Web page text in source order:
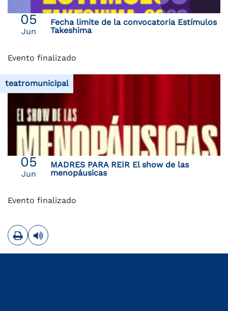
05
Jun
Fecha limite de la convocatoria Estímulos
Takeshima
Evento finalizado
teatromunicipal
05
Jun
MADRES PARA REÍR El show de las
menopáusicas
Evento finalizado
ImprimirLeer contenido